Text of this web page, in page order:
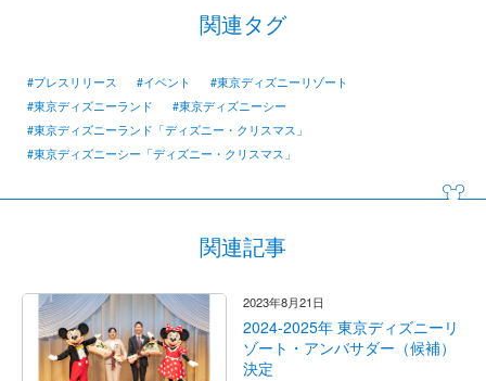
関連タグ
#プレスリリース #イベント
#東京ディズニーリゾート
#東京ディズニーランド
#東京ディズニーシー
#東京ディズニーランド「ディズニー・クリスマス」
#東京ディズニーシー「ディズニー・クリスマス」
関連記事
2023年8月21日
2024-2025年 東京ディズニーリ
ゾート・アンバサダー（候補）
決定